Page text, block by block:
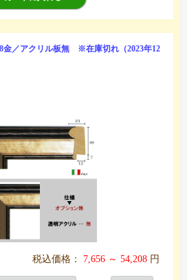
金／アクリル板無 ※在庫切れ（2023年12
税込価格： 7,656 ～ 54,208 円